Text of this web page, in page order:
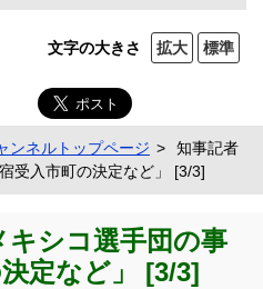
文字の大きさ 拡大 標準
ンネルトップページ
知事記者
受入市町の決定など」 [3/3]
キシコ選手団の事
定など」 [3/3]